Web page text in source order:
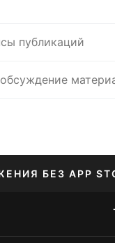
публикаций
БЕЗ APP